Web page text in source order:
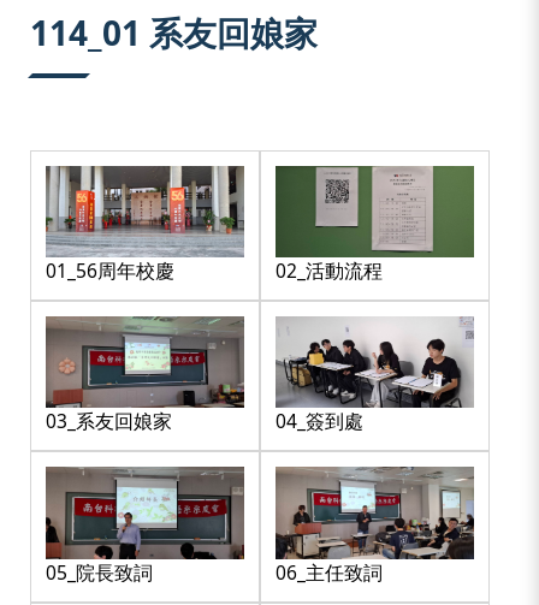
114_01 系友回娘家
01_56周年校慶 02_活動流程
03_系友回娘家 04_簽到處
05_院長致詞 06_主任致詞